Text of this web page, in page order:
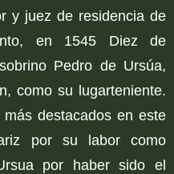
y juez de residencia de
en 1545 Diez de
Pedro de Ursúa,
como su lugarteniente.
destacados en este
por su labor como
por haber sido el